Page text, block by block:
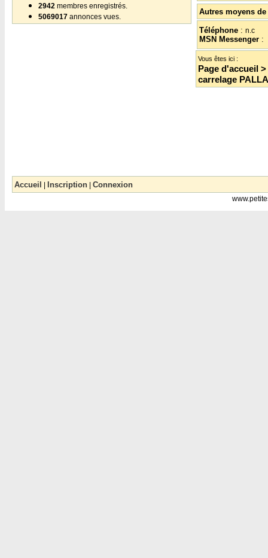
2942 membres enregistrés.
5069017 annonces vues.
Autres moyens
Téléphone : n.c
MSN Messenger :
Vous êtes ici :
Page d'accueil >
carrelage
Accueil Inscription Connexion